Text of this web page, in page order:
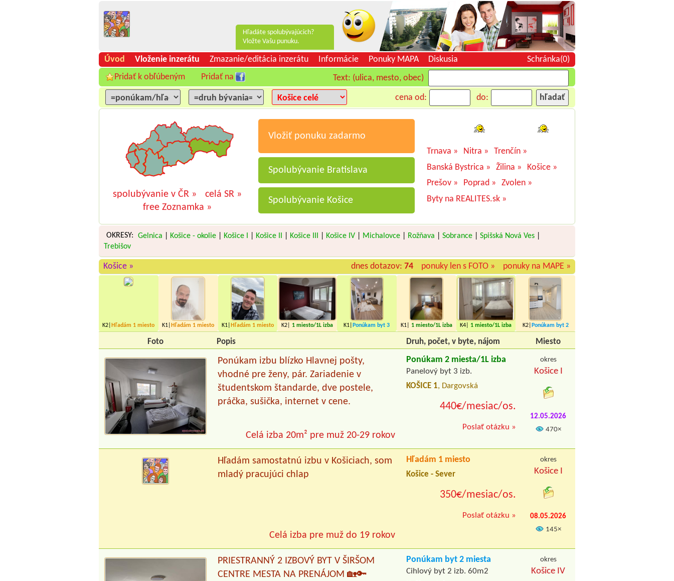
Hľadáte spolubývajúcich?
Vložte Vašu punuku.
Schránka(0)
Úvod Vloženie inzerátu Zmazanie/editácia inzerátu Informácie Ponuky MAPA
Diskusia
Text: (ulica, mesto, obec)
Pridať k obľúbeným Pridať na
cena od: do:
spolubývanie v ČR »
celá SR »
free Zoznamka »
Vložiť ponuku zadarmo
Spolubývanie Bratislava
Spolubývanie Košice
Trnava » Nitra »
Trenčín »
Banská Bystrica »
Žilina »
Košice »
Prešov »
Poprad »
Zvolen »
Byty na REALITES.sk »
OKRESY: Gelnica Košice - okolie Košice I Košice II Košice III Košice IV Michalovce Rožňava |Sobrance |Spišská Nová Ves
Trebišov
dnes dotazov:74 ponuky len s FOTO » ponuky na MAPE »
Košice »
K2| Hľadám 1 miesto K1| Hľadám 1 miesto K1| Hľadám 1 miesto K2| 1 miesto/1L izba K1| Ponúkam byt3 K1| 1 miesto/1L izba K4| 1 miesto/1L izba K2| Ponúkam byt 2
miesta
Foto Popis Druh, počet, v byte, nájom Miesto
Ponúkam izbu blízko Hlavnej pošty,
vhodné pre ženy, pár. Zariadenie v
študentskom štandarde, dve postele,
práčka, sušička, internet v cene.
Celá izba 20m² pre muž 20-29 rokov
Ponúkam 2 miesta/1L izba
Panelový byt 3 izb.
KOŠICE 1, Dargovská
440€/mesiac/os.
Poslať otázku »
okres
Košice I
12.05.2026
470×
Hľadám samostatnú izbu v Košiciach, som
mladý pracujúci chlap
Celá izba pre muž do 19 rokov
Hľadám 1 miesto
Košice - Sever
350€/mesiac/os.
Poslať otázku »
okres
Košice I
08.05.2026
145×
PRIESTRANNÝ 2 IZBOVÝ BYT V ŠIRŠOM
CENTRE MESTA NA PRENÁJOM 🏡🔑
Ponúkam byt 2 miesta
Cihlový byt 2 izb. 60m2
okres
Košice IV